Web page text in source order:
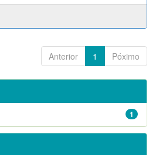
Anterior 1 Póximo
1